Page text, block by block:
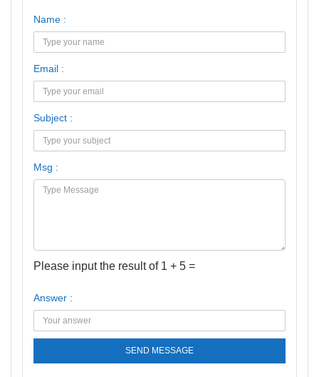
Name :
Email :
Subject :
Msg :
Please input the result of 1 + 5 =
Answer :
SEND MESSAGE